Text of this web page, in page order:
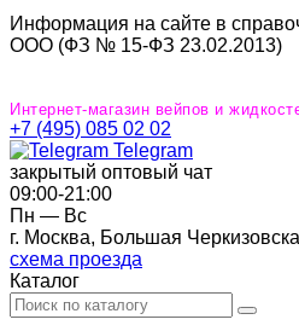
Информация на сайте в
ООО (ФЗ № 15-ФЗ 23.02.2013)
Интернет-магазин вейпов и
+7 (495) 085 02 02
Telegram
закрытый оптовый чат
09:00‐21:00
Пн — Вс
г. Москва, Большая
схема проезда
Каталог